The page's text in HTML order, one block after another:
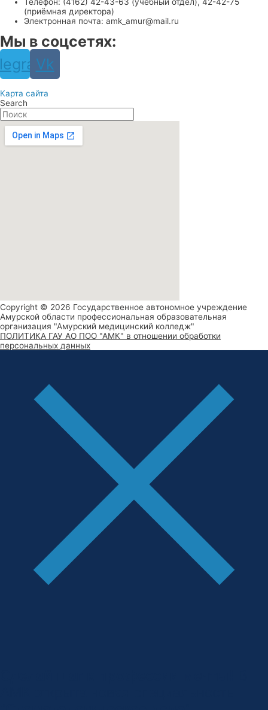
Телефон: (4162) 42-43-63 (учебный отдел), 42-42-75
(приёмная директора)
Электронная почта: amk_amur@mail.ru
Мы в соцсетях:
Vk
Карта сайта
Search
Copyright © 2026 Государственное автономное учреждение
Амурской области профессиональная образовательная
организация "Амурский медицинский колледж"
ПОЛИТИКА ГАУ АО ПОО "АМК" в отношении обработки
персональных данных